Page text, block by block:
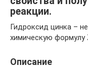
реакции.
Гидроксид цинка –
химическую формулу
Описание